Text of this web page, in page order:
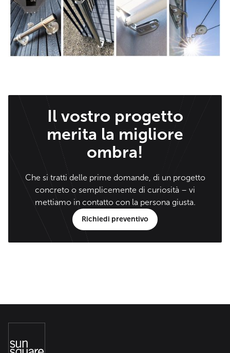
Il vostro progetto
merita la migliore
ombra!
Che si tratti delle prime domande, di un progetto
concreto o semplicemente di curiosità – vi
mettiamo in contatto con la persona giusta.
Richiedi preventivo